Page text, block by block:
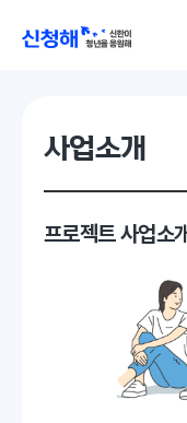
사업소개
프로젝트 사업소개